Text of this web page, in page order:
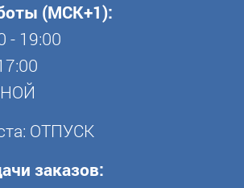
(МСК+1):
- 19:00
ОТПУСК
заказов: